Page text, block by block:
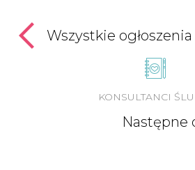
Wszystkie ogłoszenia
KONSULTANCI
Następne